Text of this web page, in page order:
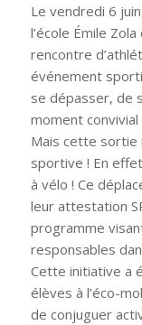
Le vendredi 6
l’école Émile
rencontre
événement
se dépasser, de
moment
Mais cette sortie
sportive ! En
à vélo ! Ce
leur attestation
programme
responsables
Cette initiative a
élèves à l’éco-
de conjuguer